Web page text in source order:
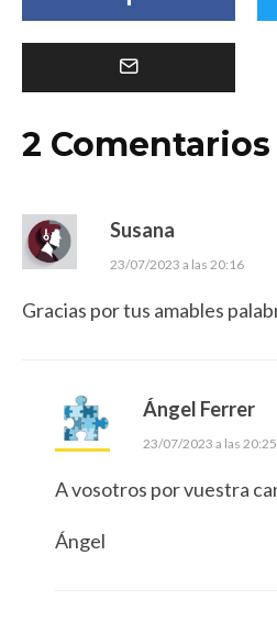
2 Comentarios
Susana
23/07/2023 a las 20:16
Gracias por tus amables
Ángel Ferrer
23/07/2023 a las 20:25
A vosotros por vuestra
Ángel